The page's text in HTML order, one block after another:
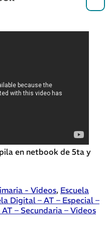
en netbook de 5ta y
- Videos, Escuela
Digital – AT – Especial –
– Secundaria – Videos